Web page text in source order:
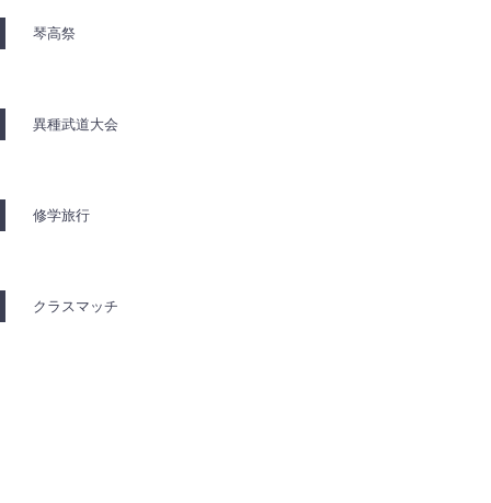
琴高祭
異種武道大会
修学旅行
クラスマッチ